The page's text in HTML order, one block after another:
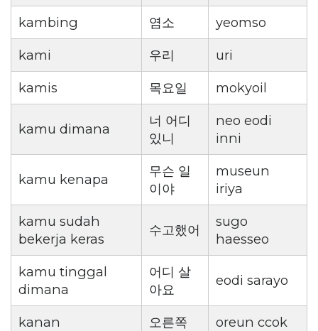
kambing
염소
yeomso
kami
우리
uri
kamis
목요일 mokyoil
kamu dimana
너 어디
있니
neo eodi
inni
kamu kenapa
무슨 일
이야
museun
iriya
kamu sudah
bekerja keras
수고했어
sugo
haesseo
kamu tinggal
dimana
어디 살
아요
eodi sarayo
kanan 오른쪽
oreun ccok